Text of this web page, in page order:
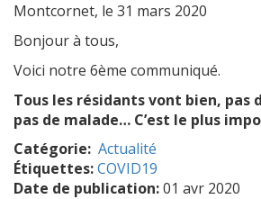
Montcornet, le 31 mars 2020
Bonjour à tous,
Voici notre 6ème communiqué.
Tous les résidants vont bien, pas
pas de malade… C’est le plus
Catégorie Actualité
Étiquettes:COVID19
Date de publication:01 avr 2020